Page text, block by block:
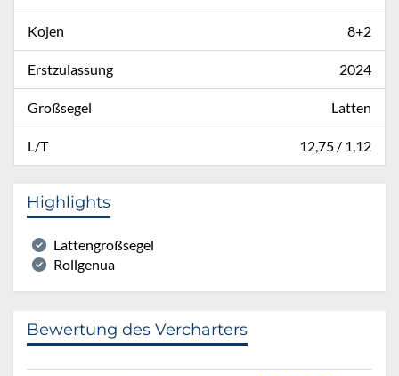
Kojen 8+2
Erstzulassung 2024
Großsegel Latten
L/T 12,75 / 1,12
Highlights
Lattengroßsegel
Rollgenua
Bewertung des Vercharters